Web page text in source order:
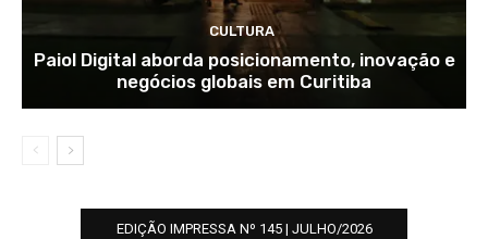
CULTURA
Paiol Digital aborda posicionamento, inovação e
negócios globais em Curitiba
EDIÇÃO IMPRESSA Nº 145 | JULHO/2026